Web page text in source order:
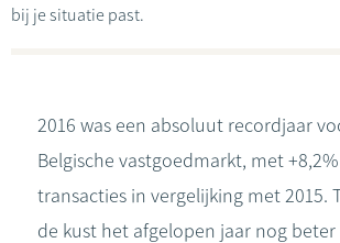
bij je situatie past.
2016 was een absoluut recordjaar
Belgische vastgoedmarkt, met
transacties in vergelijking met 2015.
de kust het afgelopen jaar nog beter